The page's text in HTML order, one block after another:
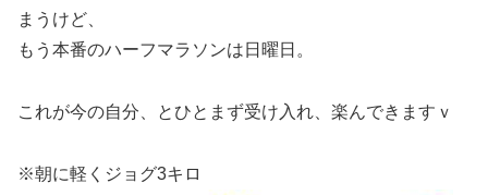
まうけど、
もう本番のハーフマラソンは日曜日。
これが今の自分、とひとまず受け入れ、楽んできますｖ
※朝に軽くジョグ3キロ